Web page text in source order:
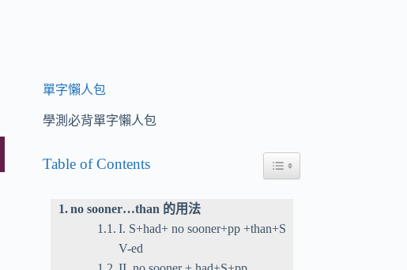
單字懶人包
學測必背單字懶人包
Table of Contents Toggle Table of Content
no sooner…than 的用法
I. S+had+ no sooner+pp +than+S
V-ed